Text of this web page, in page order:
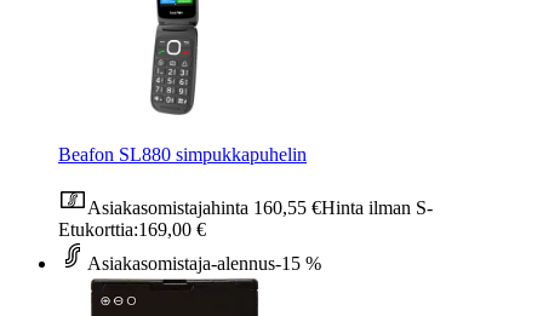
Beafon SL880 simpukkapuhelin
Asiakasomistajahinta 160,55 €Hinta ilman S-
Etukorttia:169,00 €
Asiakasomistaja-alennus-15 %